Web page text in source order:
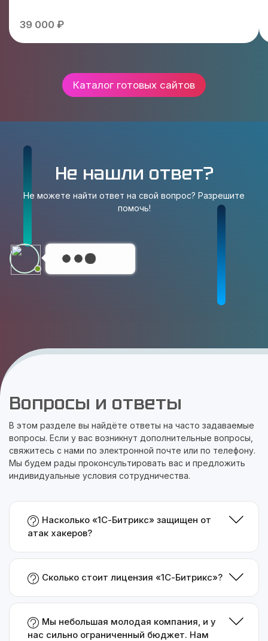
39 000 ₽
Каталог готовых сайтов
Не нашли ответ?
Не можете найти ответ на свой вопрос? Разрешите
помочь!
Вопросы и ответы
В этом разделе вы найдёте ответы на часто задаваемые
вопросы. Если у вас возникнут дополнительные вопросы,
свяжитесь с нами по электронной почте или по телефону.
Мы будем рады проконсультировать вас и предложить
индивидуальные условия сотрудничества.
Насколько «1С-Битрикс» защищен от
атак хакеров?
Сколько стоит лицензия «1С-Битрикс»?
Мы небольшая молодая компания, и у
нас сильно ограниченный бюджет. Нам